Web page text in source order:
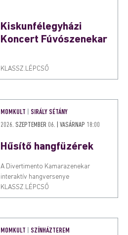
Kiskunfélegyházi
Koncert Fúvószenekar
KLASSZ.LÉPCSŐ
MOMKULT
SIRÁLY SÉTÁNY
2026. SZEPTEMBER 06. | VASÁRNAP 18:00
Hűsítő hangfüzérek
A Divertimento Kamarazenekar
interaktív hangversenye
KLASSZ.LÉPCSŐ
MOMKULT
SZÍNHÁZTEREM